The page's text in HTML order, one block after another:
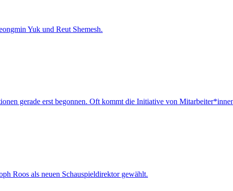
Yuk und Reut Shemesh.
gerade erst begonnen. Oft kommt die Initiative von
Roos als neuen Schauspieldirektor gewählt.